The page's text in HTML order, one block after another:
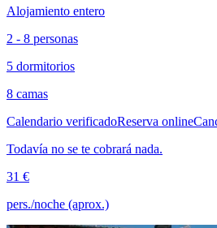
Alojamiento entero
2 - 8 personas
5 dormitorios
8 camas
Calendario verificadoReserva online
Todavía no se te cobrará nada.
31 €
pers./noche (aprox.)